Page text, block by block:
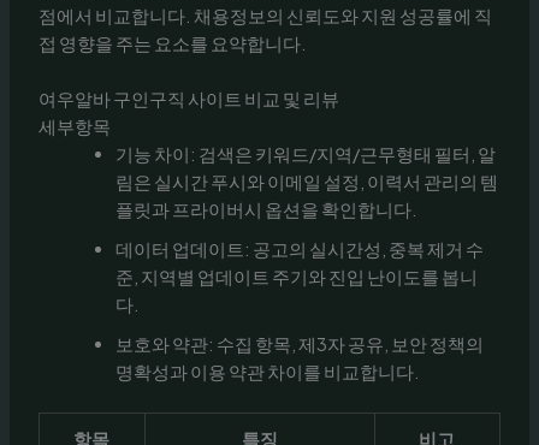
점에서 비교합니다. 채용정보의 신뢰도와 지원 성공률에 직
접 영향을 주는 요소를 요약합니다.
여우알바 구인구직 사이트 비교 및 리뷰
세부항목
기능 차이: 검색은 키워드/지역/근무형태 필터, 알
림은 실시간 푸시와 이메일 설정, 이력서 관리의 템
플릿과 프라이버시 옵션을 확인합니다.
데이터 업데이트: 공고의 실시간성, 중복 제거 수
준, 지역별 업데이트 주기와 진입 난이도를 봅니
다.
보호와 약관: 수집 항목, 제3자 공유, 보안 정책의
명확성과 이용 약관 차이를 비교합니다.
항목 특징 비고